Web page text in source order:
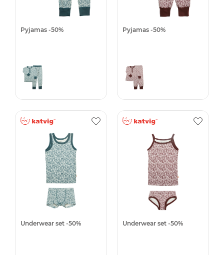
Pyjamas -50% Pyjamas -50%
Underwear set -50% Underwear set -50%